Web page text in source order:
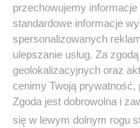
przechowujemy
standardowe informacje
spersonalizowanych
ulepszanie usług. Za
geolokalizacyjnych oraz
cenimy Twoją prywatność,
Zgoda jest dobrowolna i
się w lewym dolnym rogu